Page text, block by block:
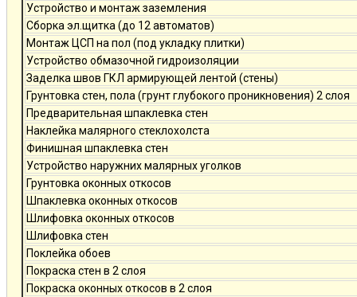
Устройство и монтаж заземления
Сборка эл.щитка (до 12 автоматов)
Монтаж ЦСП на пол (под укладку плитки)
Устройство обмазочной гидроизоляции
Заделка швов ГКЛ армирующей лентой (стены)
Грунтовка стен, пола (грунт глубокого проникновения) 2 слоя
Предварительная шпаклевка стен
Наклейка малярного стеклохолста
Финишная шпаклевка стен
Устройство наружних малярных уголков
Грунтовка оконных откосов
Шпаклевка оконных откосов
Шлифовка оконных откосов
Шлифовка стен
Поклейка обоев
Покраска стен в 2 слоя
Покраска оконных откосов в 2 слоя